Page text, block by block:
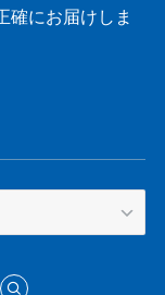
確にお届けしま